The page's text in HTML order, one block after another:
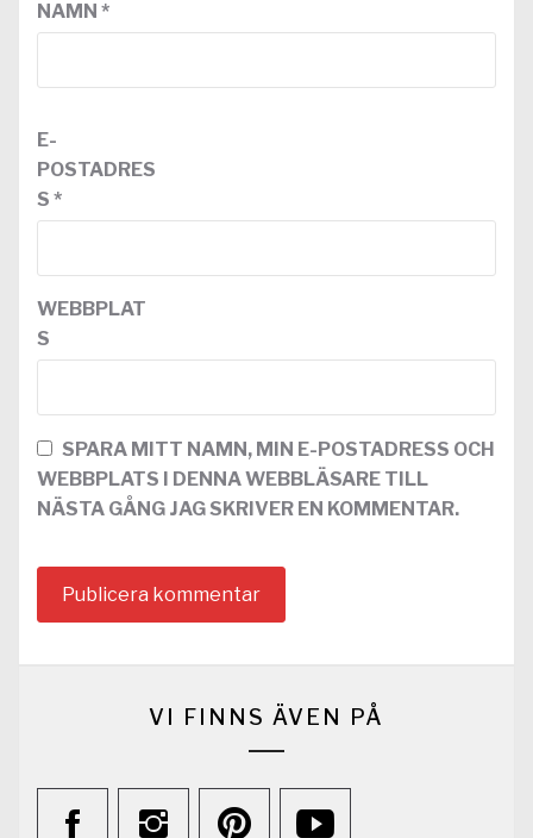
NAMN *
E-
POSTADRES
S *
WEBBPLAT
S
SPARA MITT NAMN, MIN E-POSTADRESS OCH
WEBBPLATS I DENNA WEBBLÄSARE TILL
NÄSTA GÅNG JAG SKRIVER EN KOMMENTAR.
VI FINNS ÄVEN PÅ